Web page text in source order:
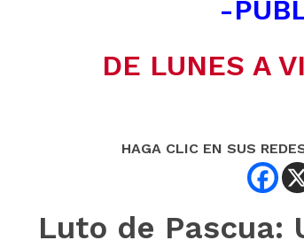
-
DE LUNES A
HAGA CLIC EN SUS
Luto de Pascua: